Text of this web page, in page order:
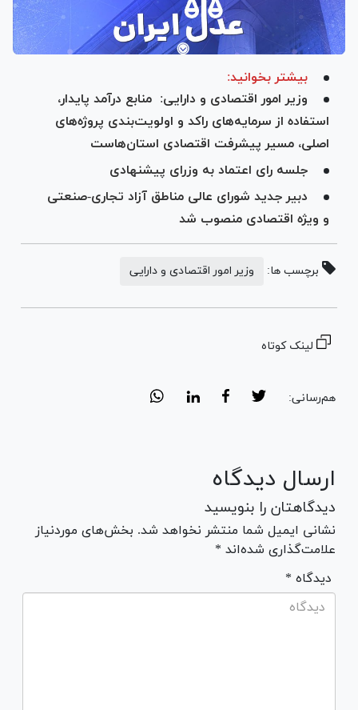
بیشتر بخوانید:
وزیر امور اقتصادی و دارایی: منابع درآمد پایدار،
استفاده از سرمایه‌های راکد و اولویت‌بندی پروژه‌های
اصلی، مسیر پیشرفت اقتصادی استان‌هاست
جلسه رای اعتماد به وزرای پیشنهادی
دبیر جدید شورای عالی مناطق آزاد تجاری-صنعتی
و ویژه اقتصادی منصوب شد
برچسب ها: وزیر امور اقتصادی و دارایی
لینک کوتاه
هم‌رسانی:
ارسال دیدگاه
دیدگاهتان را بنویسید
نشانی ایمیل شما منتشر نخواهد شد. بخش‌های موردنیاز
علامت‌گذاری شده‌اند *
* دیدگاه